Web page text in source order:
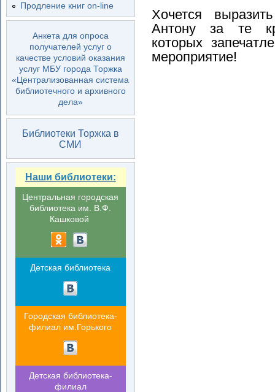
Продление книг on-line
Анкета для опроса
получателей услуг о
качестве условий оказания
услуг МБУ города Торжка
«Централизованная система
библиотечного и архивного
дела»
Библиотеки Торжка в
СМИ
Наши библиотеки:
Центральная городская
библиотека им. В.Ф.
Кашковой
Детская библиотека
Городская библиотека-
филиал им.Горького
Детская библиотека-
филиал
Хочется
Антону за те
которых
мероприятие!